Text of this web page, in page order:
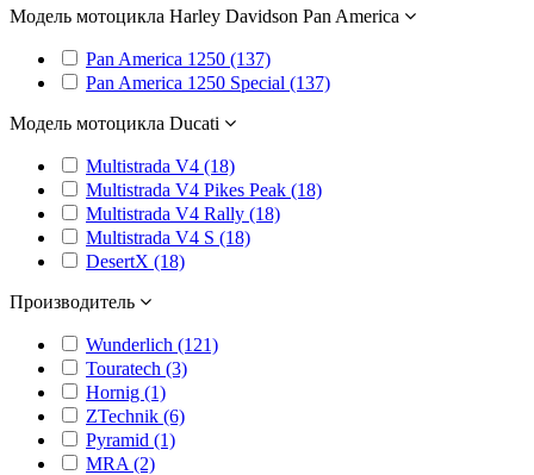
Модель мотоцикла Harley Davidson Pan America
Pan America 1250 (137)
Pan America 1250 Special (137)
Модель мотоцикла Ducati
Multistrada V4 (18)
Multistrada V4 Pikes Peak (18)
Multistrada V4 Rally (18)
Multistrada V4 S (18)
DesertX (18)
Производитель
Wunderlich (121)
Touratech (3)
Hornig (1)
ZTechnik (6)
Pyramid (1)
MRA (2)